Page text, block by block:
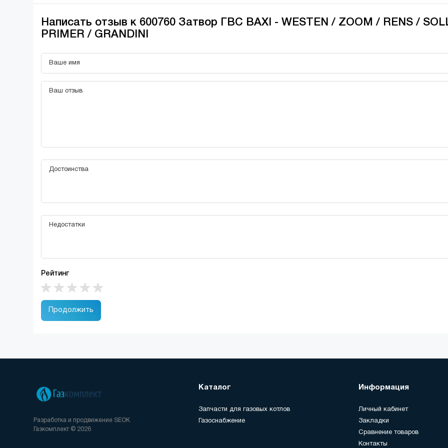
Написать отзыв к 600760 Затвор ГВС BAXI - WESTEN / ZOOM / RENS /
PRIMER / GRANDINI
Рейтинг
Продолжить
Разработка и продвижение SEOK
Газкомплект © 2026
Каталог
Запчасти для газовых котлов
Газоснабжение
Информация
Личный кабинет
Закладки
Сравнение товаров
Контакты